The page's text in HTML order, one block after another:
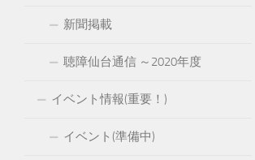
新聞掲載
聴障仙台通信 ～2020年度
イベント情報(重要！)
イベント(準備中)